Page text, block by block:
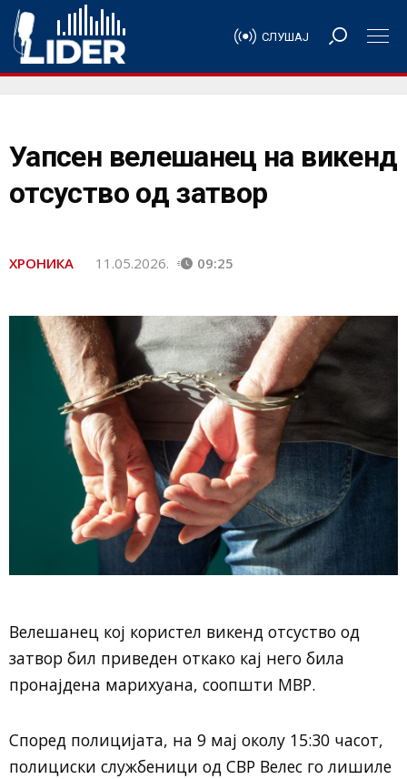
СЛУШАЈ
Уапсен велешанец на викенд
отсуство од затвор
ХРОНИКА 11.05.2026. 09:25
Велешанец кој користел викенд отсуство од
затвор бил приведен откако кај него била
пронајдена марихуана, соопшти МВР.
Според полицијата, на 9 мај околу 15:30 часот,
полициски службеници од СВР Велес го лишиле